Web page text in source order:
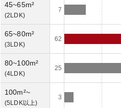
45~65m²
(2LDK)
7
65~80m²
(3LDK)
62
80~100m²
(4LDK)
25
100m²~
(5LDK以上)
3